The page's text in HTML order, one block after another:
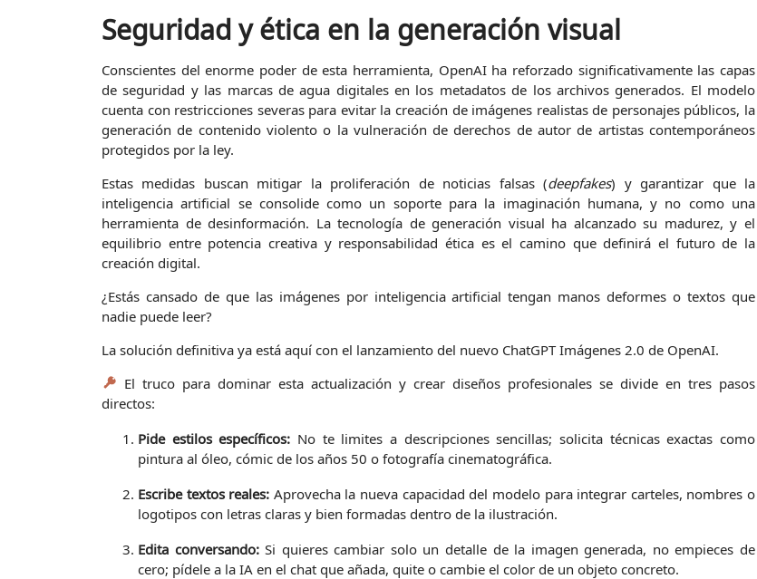
Seguridad y ética en la generación visual
Conscientes del enorme poder de esta herramienta, OpenAI ha reforzado significativamente las capas
de seguridad y las marcas de agua digitales en los metadatos de los archivos generados. El modelo
cuenta con restricciones severas para evitar la creación de imágenes realistas de personajes públicos, la
generación de contenido violento o la vulneración de derechos de autor de artistas contemporáneos
protegidos por la ley.
Estas medidas buscan mitigar la proliferación de noticias falsas (deepfakes) y garantizar que la
inteligencia artificial se consolide como un soporte para la imaginación humana, y no como una
herramienta de desinformación. La tecnología de generación visual ha alcanzado su madurez, y el
equilibrio entre potencia creativa y responsabilidad ética es el camino que definirá el futuro de la
creación digital.
¿Estás cansado de que las imágenes por inteligencia artificial tengan manos deformes o textos que
nadie puede leer?
La solución definitiva ya está aquí con el lanzamiento del nuevo ChatGPT Imágenes 2.0 de OpenAI.
El truco para dominar esta actualización y crear diseños profesionales se divide en tres pasos
directos:
Pide estilos específicos: No te limites a descripciones sencillas; solicita técnicas exactas como
pintura al óleo, cómic de los años 50 o fotografía cinematográfica.
Escribe textos reales: Aprovecha la nueva capacidad del modelo para integrar carteles, nombres o
logotipos con letras claras y bien formadas dentro de la ilustración.
Edita conversando:Si quieres cambiar solo un detalle de la imagen generada, no empieces de
cero; pídele a la IA en el chat que añada, quite o cambie el color de un objeto concreto.